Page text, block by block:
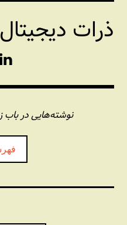
رفتن
محتواذرات
نوشته‌هایی در باب